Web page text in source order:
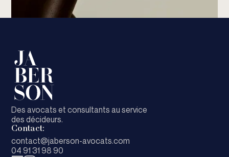
Des avocats et consultants au service
des décideurs.
Contact:
contact@jaberson-avocats.com
04 91 31 98 90